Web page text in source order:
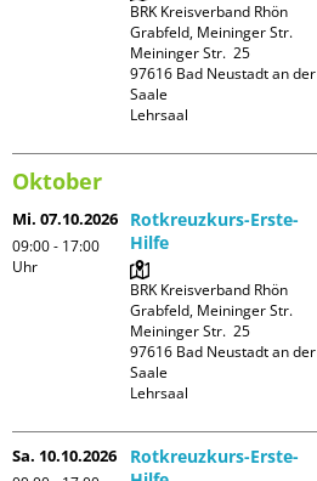
BRK Kreisverband Rhön
Grabfeld, Meininger Str.
Meininger Str.  25
97616 Bad Neustadt an der
Saale
Lehrsaal
Oktober
Mi. 07.10.2026
09:00 - 17:00
Uhr
Rotkreuzkurs-Erste-
Hilfe
BRK Kreisverband Rhön
Grabfeld, Meininger Str.
Meininger Str.  25
97616 Bad Neustadt an der
Saale
Lehrsaal
Sa. 10.10.2026
Rotkreuzkurs-Erste-